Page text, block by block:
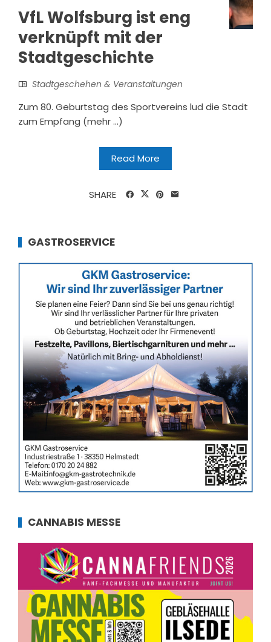
VfL Wolfsburg ist eng
verknüpft mit der
Stadtgeschichte
Stadtgeschehen & Veranstaltungen
Zum 80. Geburtstag des Sportvereins lud die Stadt
zum Empfang (mehr …)
Read More
SHARE
GASTROSERVICE
CANNABIS MESSE